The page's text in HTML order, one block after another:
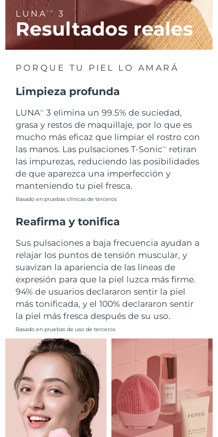
LUNATM 3
Resultados reales
PORQUE TU PIEL LO AMARÁ
Limpieza profunda
LUNATM
3 elimina un 99.5% de suciedad,
grasa y restos de maquillaje, por lo que es
mucho más eficaz que limpiar el rostro con
las manos. Las pulsaciones T-SonicTM
retiran
las impurezas, reduciendo las posibilidades
de que aparezca una imperfección y
manteniendo tu piel fresca.
Basado en pruebas clínicas de terceros
Reafirma y tonifica
Sus pulsaciones a baja frecuencia ayudan a
relajar los puntos de tensión muscular, y
suavizan la apariencia de las líneas de
expresión para que la piel luzca más firme.
94% de usuarios declararon sentir la piel
más tonificada, y el 100% declararon sentir
la piel más fresca después de su uso.
Basado en pruebas de uso de terceros
RAE de Macao
(China)
Entrega prevista8/10/26
Mónaco Entrega prevista 8/9/26
Países Bajos Entrega prevista8/8/26
Nueva Zelanda Entrega prevista
Omán
Filipinas Entrega prevista8/11/26
Polonia Entrega prevista 8/9/26
Portugal Entrega prevista8/8/26
Puerto Rico Entrega prevista8/10/26
Catar
Reunión Entrega prevista
Rumanía Entrega prevista
Rusia Entrega prevista 8/16/26
Arabia Saudí Entrega prevista8/9/26